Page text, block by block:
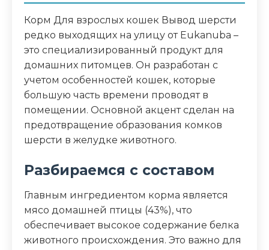
минералы, фрукто-олиго-сахариды,
высушенные пивные дрожжи, рыбий
жир
Аналитический состав
Белки - 35%, жиры - 22%, влажность - 8%,
зола - 9,1%, клетчатка - 5,3%, кальций -
1,62%, фосфор - 1,20%, магний - 0,08%,
Омега-6 жирные кислоты - 3,07%,
Дополнительные ингредиенты
фрукто-олиго-сахариды, высушенные
пивные дрожжи, рыбий жир
Корм Для взрослых кошек Вывод шерсти
редко выходящих на улицу от Eukanuba –
это специализированный продукт для
домашних питомцев. Он разработан с
учетом особенностей кошек, которые
большую часть времени проводят в
помещении. Основной акцент сделан на
предотвращение образования комков
шерсти в желудке животного.
Разбираемся с составом
Главным ингредиентом корма является
мясо домашней птицы (43%), что
обеспечивает высокое содержание белка
животного происхождения. Это важно для